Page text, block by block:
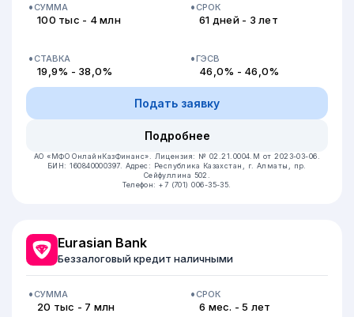
СУММА
100 тыс - 4 млн
СРОК
61 дней - 3 лет
СТАВКА
19,9% - 38,0%
ГЭСВ
46,0% - 46,0%
Подать заявку
Подробнее
АО «МФО ОнлайнКазФинанс».
Лицензия: № 02.21.0004.М от 2023-03-06.
БИН: 160840000397. Адрес: Республика Казахстан, г. Алматы, пр.
Сейфуллина 502.
Телефон: +7 (701) 006-35-35.
Eurasian Bank
Беззалоговый кредит наличными
СУММА
20 тыс - 7 млн
СРОК
6 мес. - 5 лет